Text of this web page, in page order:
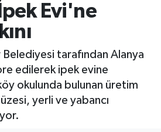
Evi'ne
tarafından Alanya
edilerek ipek evine
okulunda bulunan üretim
yerli ve yabancı
ve Fikstür